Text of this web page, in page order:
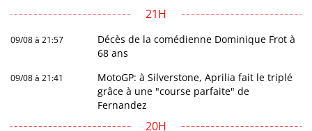
21H
09/08 à 21:57
Décès de la comédienne Dominique Frot à
68 ans
09/08 à 21:41
MotoGP: à Silverstone, Aprilia fait le triplé
grâce à une "course parfaite" de
Fernandez
20H